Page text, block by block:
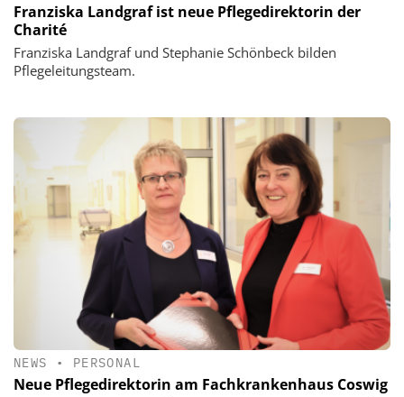
Franziska Landgraf ist neue Pflegedirektorin der
Charité
Franziska Landgraf und Stephanie Schönbeck bilden
Pflegeleitungsteam.
NEWS • PERSONAL
Neue Pflegedirektorin am Fachkrankenhaus Coswig